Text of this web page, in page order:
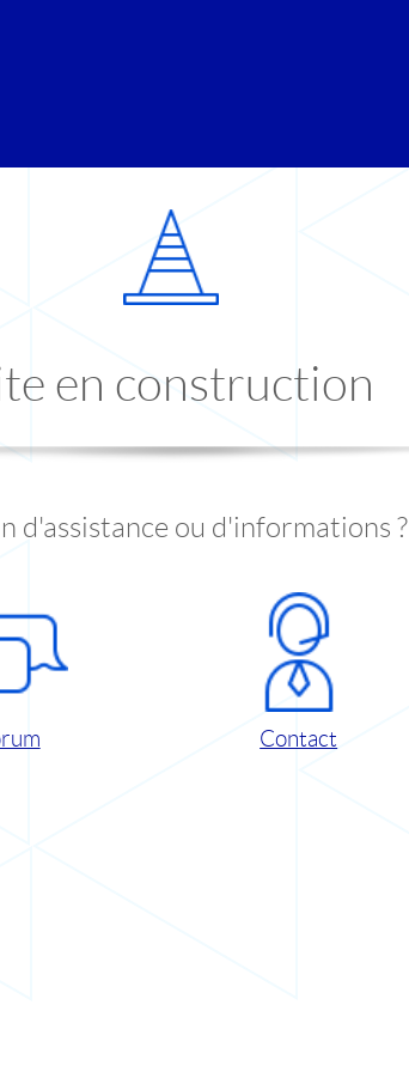
en construction
d'assistance ou d'informations ?
Contact